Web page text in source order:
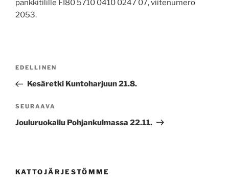
pankkitilille FI80 5710 0410 0247 07, viitenumero
2053.
Edellinen
artikkeli
EDELLINEN
Kesäretki Kuntoharjuun 21.8.
Seuraava
artikkeli
SEURAAVA
Jouluruokailu Pohjankulmassa 22.11.
KATTOJÄRJESTÖMME